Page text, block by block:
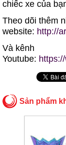
chiếc xe của
Theo dõi thêm
website: http://
Và kênh
Youtube:
Sản phẩm